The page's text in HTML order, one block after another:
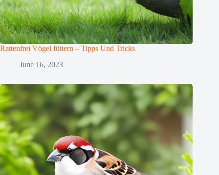
Rattenfrei Vögel füttern – Tipps Und Tricks
June 16, 2023